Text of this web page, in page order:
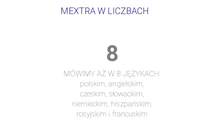
MEXTRA W LICZBACH
8
MÓWIMY AŻ W 8 JĘZYKACH:
polskim, angielskim,
czeskim, słowackim,
niemieckim, hiszpańskim,
rosyjskim i francuskim